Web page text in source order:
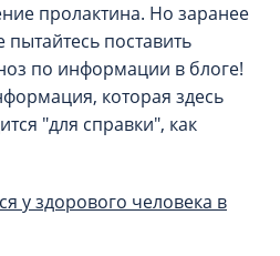
пролактина. Но заранее
поставить
по информации в блоге!
которая здесь
"для справки", как
у здорового человека в